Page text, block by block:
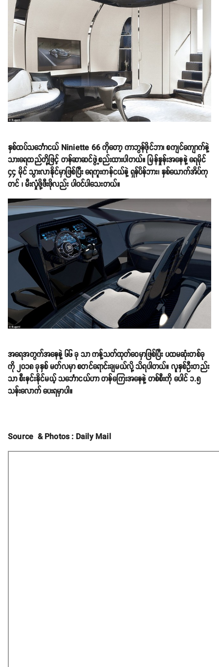
နှစ်ထပ်သင်္ဘောငယ် Niniette 66 ကိုတော့ ကာဘွန်ဖိုင်ဘာ၊ စကျင်ကျောက်နဲ့
သားရေထည်တို့ဖြင့် တန်ဆာဆင်ဖွဲ့စည်းထားပါတယ်။ မြန်နှုန်းအနေနဲ့ ရေမိုင်
၄၄ မိုင် သွားလာနိုင်မှာဖြစ်ပြီး ရေကူးကန်ငယ်နဲ့ ရှန်ပိန်ဘား၊ နှစ်ယောက်အိပ်ကု
တင် ၊ မီးလှုံဖို့ဖီးဖိုလည်း ပါဝင်ပါသေးတယ်။
အရေအတွက်အနေနဲ့ ၆၆ ခု သာ ကန့်သတ်ထုတ်ဝေမှာဖြစ်ပြီး ပထမဆုံးတစ်ခု
ကို ၂၀၁၈ ခုနှစ် မတ်လမှာ စတင်ရောင်းချမယ်လို့ သိရပါတယ်။ လူနှစ်ဦးတည်း
သာ စီးနင်းနိုင်မယ့် သင်္ဘောငယ်ဟာ တန်ကြေးအနေနဲ့ တစ်စီးကို ပေါင် ၁.၅
သန်းလောက် ပေးရမှာပါ။
Source & Photos : Daily Mail